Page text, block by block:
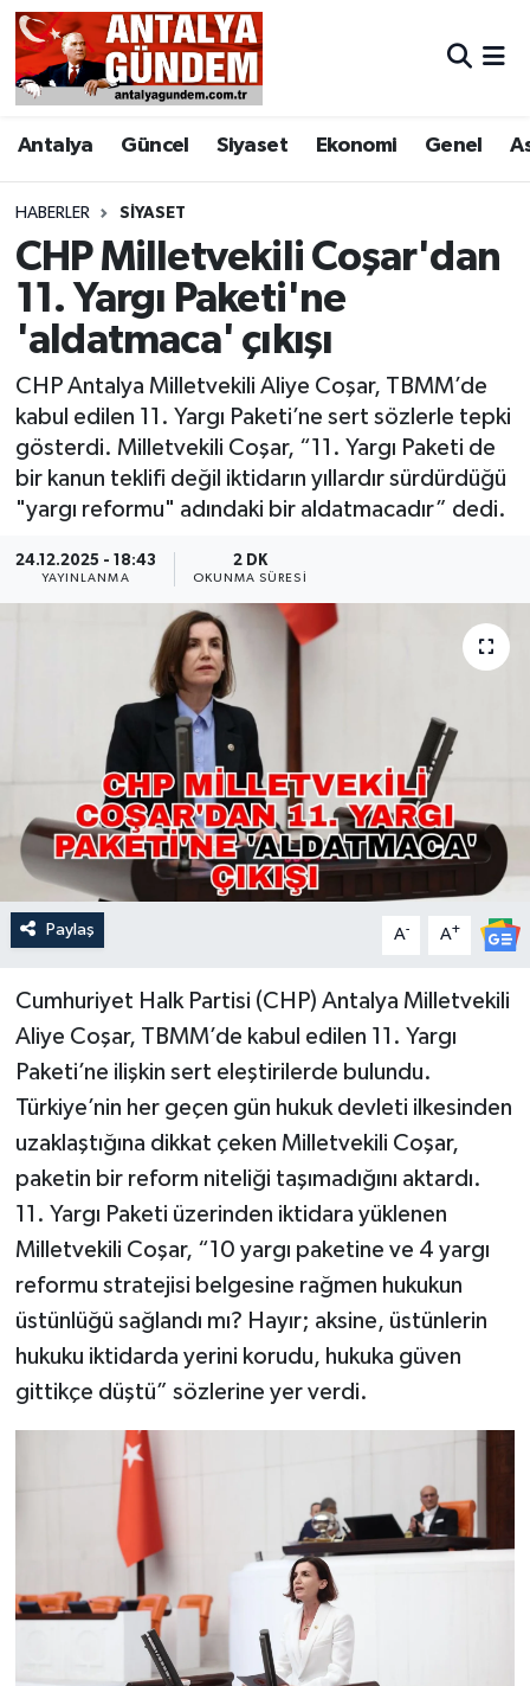
Antalya Güncel Siyaset Ekonomi Genel
HABERLER SIYASET
CHP Milletvekili Coşar'dan
11. Yargı Paketi'ne
'aldatmaca' çıkışı
CHP Antalya Milletvekili Aliye Coşar, TBMM’de
kabul edilen 11. Yargı Paketi’ne sert sözlerle tepki
gösterdi. Milletvekili Coşar, “11. Yargı Paketi de
bir kanun teklifi değil iktidarın yıllardır sürdürdüğü
"yargı reformu" adındaki bir aldatmacadır” dedi.
24.12.2025 - 18:43
YAYINLANMA
2 DK
OKUNMA SÜRESI
Paylaş A- A+
Cumhuriyet Halk Partisi (CHP) Antalya Milletvekili
Aliye Coşar, TBMM’de kabul edilen 11. Yargı
Paketi’ne ilişkin sert eleştirilerde bulundu.
Türkiye’nin her geçen gün hukuk devleti ilkesinden
uzaklaştığına dikkat çeken Milletvekili Coşar,
paketin bir reform niteliği taşımadığını aktardı.
11. Yargı Paketi üzerinden iktidara yüklenen
Milletvekili Coşar, “10 yargı paketine ve 4 yargı
reformu stratejisi belgesine rağmen hukukun
üstünlüğü sağlandı mı? Hayır; aksine, üstünlerin
hukuku iktidarda yerini korudu, hukuka güven
gittikçe düştü” sözlerine yer verdi.
Antalya
Asayiş
Bilim & Teknoloji
Bölge
EĞİTİM
Ekonomi
Genel
Görüntülü Haber
Güncel
Kültür & Sanat
Magazin
Resmi İlan
Sağlık & Yaşam
Siyaset
Spor
Antalya Nöbetçi Eczaneler
Antalya Hava Durumu
Antalya Namaz Vakitleri
Antalya Trafik Yoğunluk Haritası
Süper Lig Puan Durumu ve Fikstür
Tüm Manşetler
Son Dakika Haberleri
Haber Arşivi